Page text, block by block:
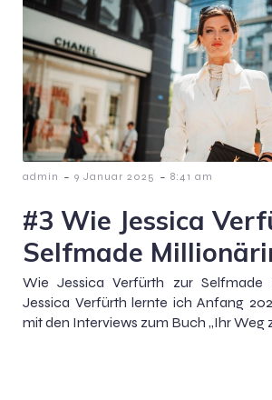
admin - 9 Januar 2025 - 8:41 am
#3 Wie Jessica
Selfmade
Wie Jessica Verfürth zur Selfmade
Jessica Verfürth lernte ich Anfang
mit den Interviews zum Buch „Ihr Weg